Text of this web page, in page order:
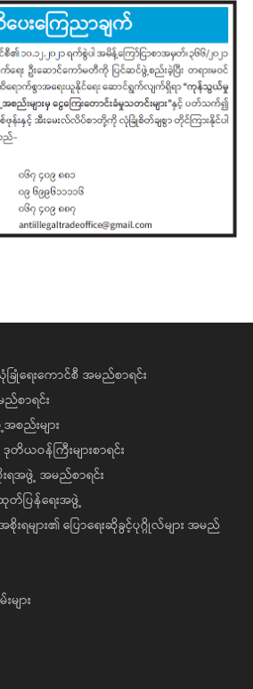
ြုံရေးကောင်စီ အမည်စာရင်း
စာရင်း
စည်းများ
တိယဝန်ကြီးများစာရင်း
ရအဖွဲ့ အမည်စာရင်း
တ်ပြန်ရေးအဖွဲ့
ရများ၏ ပြောရေးဆိုခွင့်ပုဂ္ဂိုလ်များ အမည်
ျား